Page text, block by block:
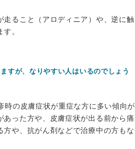
ること（アロディニア）や、逆に触
。
すが、なりやすい人はいるのでしょう
時の皮膚症状が重症な方に多い傾向が
った方や、皮膚症状が出る前から痛
や、抗がん剤などで治療中の方もな